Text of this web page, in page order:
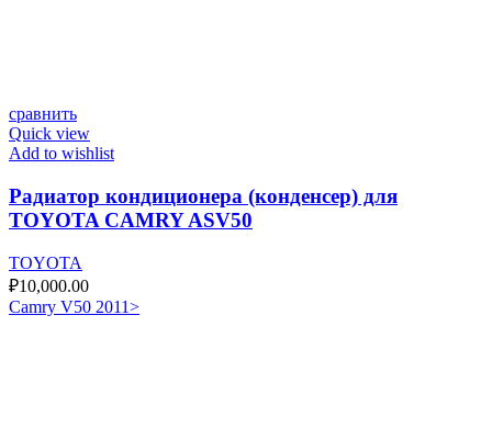
сравнить
Quick view
Add to wishlist
Радиатор кондиционера (конденсер) для
TOYOTA CAMRY ASV50
TOYOTA
₽10,000.00
Camry V50 2011>